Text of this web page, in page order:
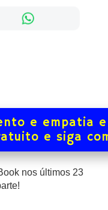
e empatia
e siga
nos últimos 23